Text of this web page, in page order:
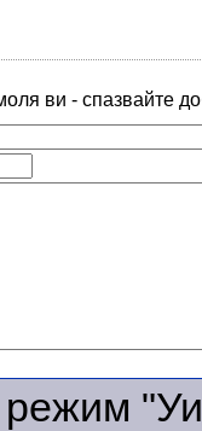
ви - спазвайте